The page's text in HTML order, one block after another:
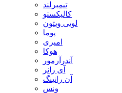
تیمبرلند
کالیکستو
لویی ویتون
پوما
امیری
هوکا
آندرآرمور
آی رانر
آن رانینگ
ونس